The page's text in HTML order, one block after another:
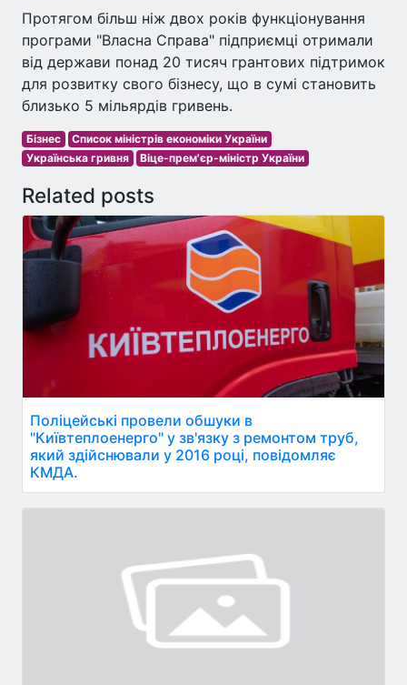
Протягом більш ніж двох років функціонування
програми "Власна Справа" підприємці отримали
від держави понад 20 тисяч грантових підтримок
для розвитку свого бізнесу, що в сумі становить
близько 5 мільярдів гривень.
Бізнес
Список міністрів економіки України
Українська гривня
Віце-прем'єр-міністр України
Related posts
Поліцейські провели обшуки в
"Київтеплоенерго" у зв'язку з ремонтом труб,
який здійснювали у 2016 році, повідомляє
КМДА.